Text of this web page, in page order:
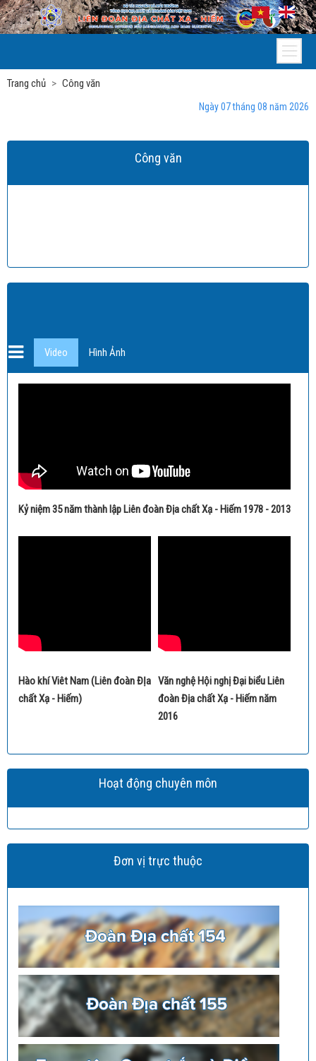
Trang chủ Công văn
Ngày 07 tháng 08 năm 2026
Công văn
Video Hình Ảnh
Kỷ niệm 35 năm thành lập Liên đoàn Địa chất Xạ - Hiếm 1978 - 2013
Hào khí Viêt Nam (Liên đoàn ĐỊa
chất Xạ - Hiếm)
Văn nghệ Hội nghị Đại biểu Liên
đoàn Địa chất Xạ - Hiếm năm
2016
Hoạt động chuyên môn
Đơn vị trực thuộc